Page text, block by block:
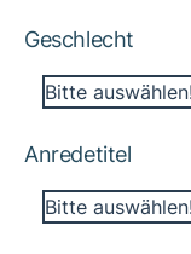
Geschlecht
Bitte auswählen!
Anredetitel
Bitte auswählen!